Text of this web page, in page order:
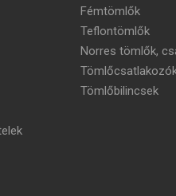
Fémtömlők
Teflontömlők
Norres tömlők,
Tömlőbilincsek